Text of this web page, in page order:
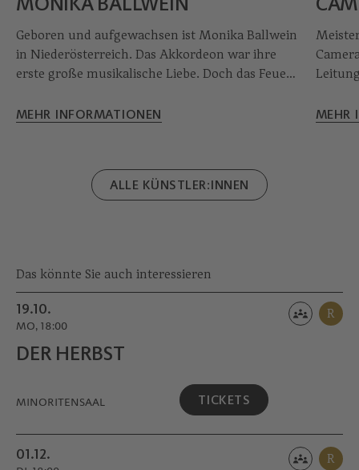
Geboren und aufgewachsen ist Monika Ballwein
in Niederösterreich. Das Akkordeon war ihre
erste große musikalische Liebe. Doch das Feuer
war es, die Monika Ballwein zu Triumphen
von CVT (complete vocal technique)
MEHR INFORMATIONEN MEHR
ALLE KÜNSTLER:INNEN
Das könnte Sie auch interessieren
19.10.
MO, 18:00
R
DER HERBST
MINORITEN­SAAL TICKETS
01.12. R